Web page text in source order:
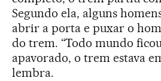
Segundo ela, alguns
abrir a porta e puxar o
do trem. “Todo mundo
apavorado, o trem estava
lembra.